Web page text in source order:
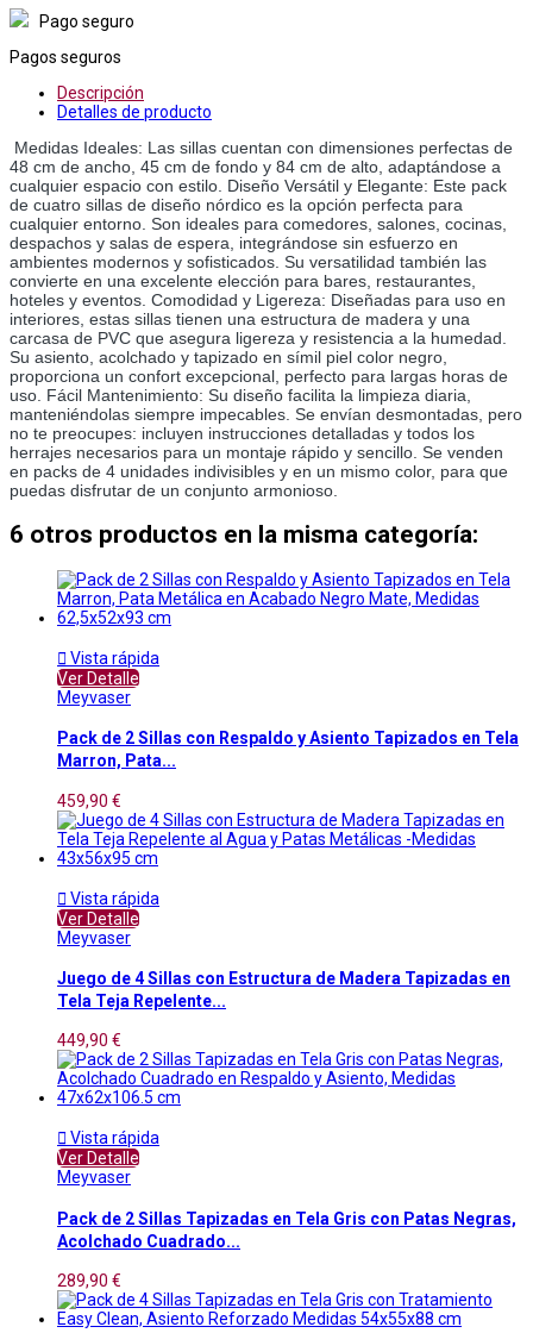
Pago seguro
Pagos seguros
Descripción
Detalles de producto
Medidas Ideales: Las sillas cuentan con dimensiones perfectas de
48 cm de ancho, 45 cm de fondo y 84 cm de alto, adaptándose a
cualquier espacio con estilo. Diseño Versátil y Elegante: Este pack
de cuatro sillas de diseño nórdico es la opción perfecta para
cualquier entorno. Son ideales para comedores, salones, cocinas,
despachos y salas de espera, integrándose sin esfuerzo en
ambientes modernos y sofisticados. Su versatilidad también las
convierte en una excelente elección para bares, restaurantes,
hoteles y eventos. Comodidad y Ligereza: Diseñadas para uso en
interiores, estas sillas tienen una estructura de madera y una
carcasa de PVC que asegura ligereza y resistencia a la humedad.
Su asiento, acolchado y tapizado en símil piel color negro,
proporciona un confort excepcional, perfecto para largas horas de
uso. Fácil Mantenimiento: Su diseño facilita la limpieza diaria,
manteniéndolas siempre impecables. Se envían desmontadas, pero
no te preocupes: incluyen instrucciones detalladas y todos los
herrajes necesarios para un montaje rápido y sencillo. Se venden
en packs de 4 unidades indivisibles y en un mismo color, para que
puedas disfrutar de un conjunto armonioso.
6 otros productos en la misma categoría:
 Vista rápida
Ver Detalle
Meyvaser
Pack de 2 Sillas con Respaldo y Asiento Tapizados en Tela
Marron, Pata...
459,90 €
 Vista rápida
Ver Detalle
Meyvaser
Juego de 4 Sillas con Estructura de Madera Tapizadas en
Tela Teja Repelente...
449,90 €
 Vista rápida
Ver Detalle
Meyvaser
Pack de 2 Sillas Tapizadas en Tela Gris con Patas Negras,
Acolchado Cuadrado...
289,90 €